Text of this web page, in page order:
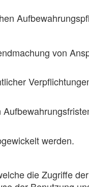
von
werden.
die Zugriffe